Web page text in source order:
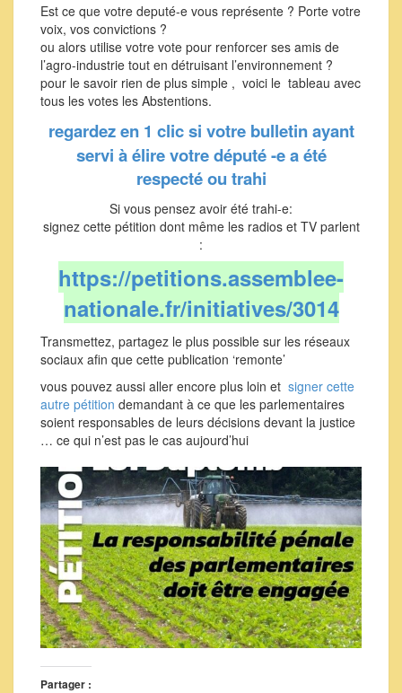
Est ce que votre deputé-e vous représente ? Porte votre
voix, vos convictions ?
ou alors utilise votre vote pour renforcer ses amis de
l’agro-industrie tout en détruisant l’environnement ?
pour le savoir rien de plus simple , voici le tableau avec
tous les votes les Abstentions.
regardez en 1 clic si votre bulletin ayant
servi à élire votre député -e a été
respecté ou trahi
Si vous pensez avoir été trahi-e:
signez cette pétition dont même les radios et TV parlent
:
https://petitions.assemblee-
nationale.fr/initiatives/3014
Transmettez, partagez le plus possible sur les réseaux
sociaux afin que cette publication ‘remonte’
vous pouvez aussi aller encore plus loin et signer cette
autre pétition demandant à ce que les parlementaires
soient responsables de leurs décisions devant la justice
… ce qui n’est pas le cas aujourd’hui
Partager :